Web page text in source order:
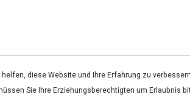
diese Website und Ihre Erfahrung zu
Sie Ihre Erziehungsberechtigten um Erlaubnis